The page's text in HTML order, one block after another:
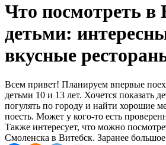
Что посмотреть в
детьми:
вкусные
Всем привет! Планируем впервые
детьми 10 и 13 лет. Хочется показать
погулять по городу и найти хорошие
поесть. Может у кого-то есть
Также интересует, что можно
Смоленска в Витебск. Заранее